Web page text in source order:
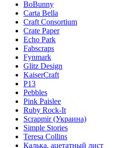
BoBunny
Carta Bella
Craft Consortium
Crate Paper
Echo Park
Fabscraps
Fynmark
Glitz Design
KaiserCraft
P13
Pebbles
Pink Paislee
Ruby Rock-It
Scrapmir (Украина)
Simple Stories
Teresa Collins
Калька, ацетатный лист